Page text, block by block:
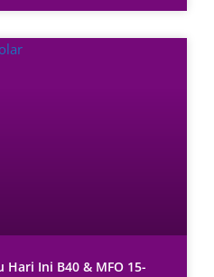
Hari Ini B40 & MFO 15-